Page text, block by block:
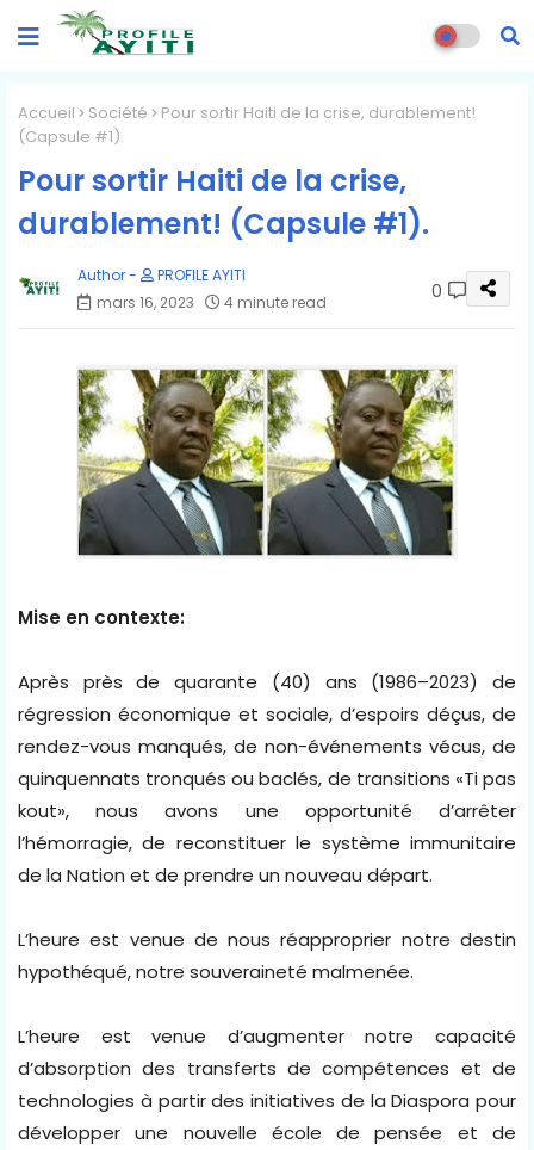
Accueil Société
Pour sortir Haiti de la crise, durablement!
(Capsule #1).
Pour sortir Haiti de la crise,
durablement! (Capsule #1).
PROFILE AYITI
mars 16, 2023
4 minute read 0
Mise en contexte:
Après près de quarante (40) ans (1986–2023) de
régression économique et sociale, d’espoirs déçus, de
rendez-vous manqués, de non-événements vécus, de
quinquennats tronqués ou baclés, de transitions «Ti pas
kout», nous avons une opportunité d’arrêter
l’hémorragie, de reconstituer le système immunitaire
de la Nation et de prendre un nouveau départ.
L’heure est venue de nous réapproprier notre destin
hypothéqué, notre souveraineté malmenée.
L’heure est venue d’augmenter notre capacité
d’absorption des transferts de compétences et de
technologies à partir des initiatives de la Diaspora pour
développer une nouvelle école de pensée et de